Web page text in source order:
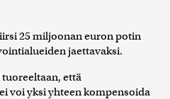
25 miljoonan euron potin
jaettavaksi.
että
voi yksi yhteen kompensoida